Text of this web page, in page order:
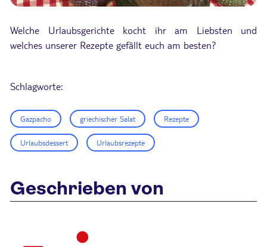
Welche Urlaubsgerichte kocht ihr am Liebsten und
welches unserer Rezepte gefällt euch am besten?
Schlagworte:
Gazpacho griechischer Salat Rezepte
Urlaubsdessert Urlaubsrezepte
Geschrieben von